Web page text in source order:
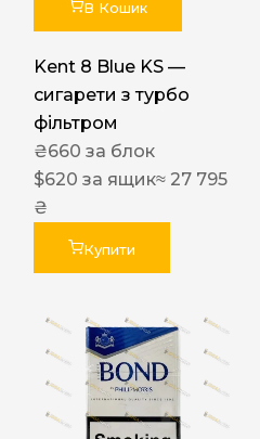
В Кошик
Kent 8 Blue KS —
сигарети з турбо
фільтром
₴660 за блок
$620 за ящик≈ 27 795
₴
Купити